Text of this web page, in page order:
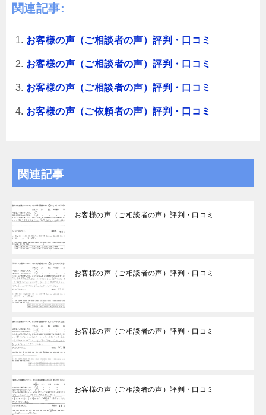
関連記事:
お客様の声（ご相談者の声）評判・口コミ
お客様の声（ご相談者の声）評判・口コミ
お客様の声（ご相談者の声）評判・口コミ
お客様の声（ご依頼者の声）評判・口コミ
関連記事
お客様の声（ご相談者の声）評判・口コミ
お客様の声（ご相談者の声）評判・口コミ
お客様の声（ご相談者の声）評判・口コミ
お客様の声（ご相談者の声）評判・口コミ